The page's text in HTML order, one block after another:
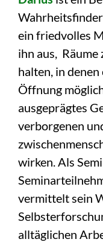
ein friedvolles
ihn aus, Räume
halten, in
Öffnung
ausgeprägtes
verborgenen
wirken. Als
vermittelt sein
alltäglichen